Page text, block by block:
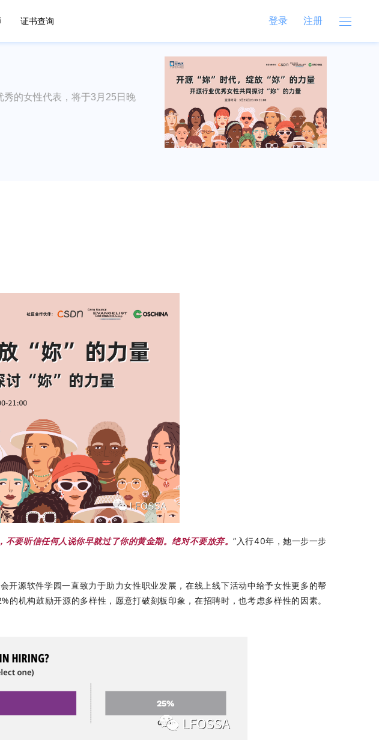
证书查询 登录 注册
的女性代表，将于3月25日晚
不要听信任何人说你早就过了你的黄金期。绝对不要放弃。”入行40年，她一步一步
源软件学园一直致力于助力女性职业发展，在线上线下活动中给予女性更多的帮
的机构鼓励开源的多样性，愿意打破刻板印象，在招聘时，也考虑多样性的因素。